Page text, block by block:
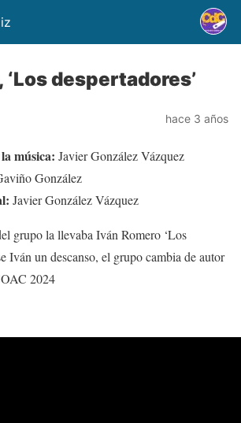
despertadores’
hace 3 años
música: Javier González Vázquez
González
Javier González Vázquez
grupo la llevaba Iván Romero ‘Los
Iván un descanso, el grupo cambia de autor
2024